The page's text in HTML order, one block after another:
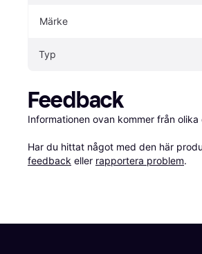
Märke
Typ
Feedback
Informationen ovan kommer från
Har du hittat något med den här
feedback eller rapportera problem.